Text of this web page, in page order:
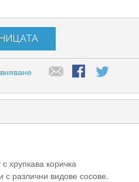
хрупкава коричка
различни видове сосове.